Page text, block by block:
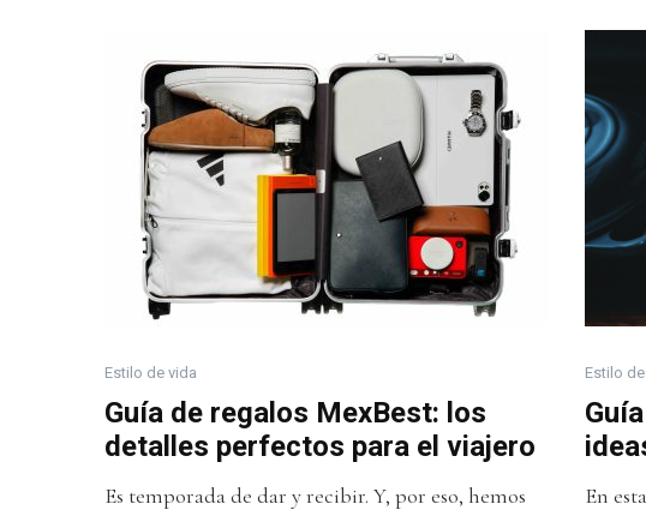
Estilo de vida
Guía de regalos MexBest: los
detalles perfectos para el viajero
Es temporada de dar y recibir. Y, por eso, hemos
Estilo
En